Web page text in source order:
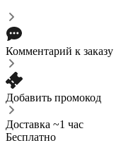
Комментарий к заказу
Добавить промокод
Доставка ~1 час
Бесплатно